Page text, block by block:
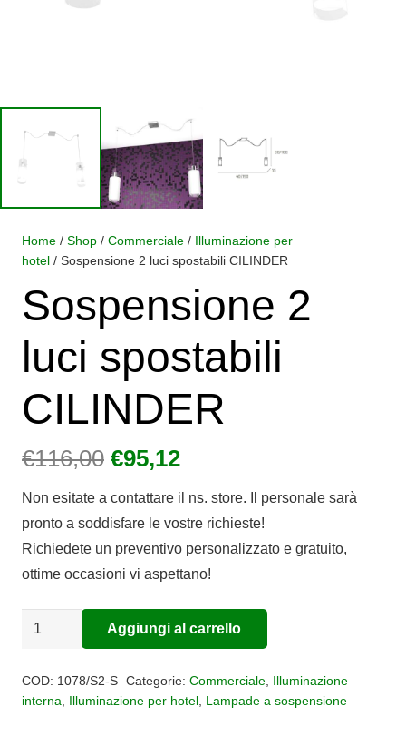
Home / Shop / Commerciale / Illuminazione per
hotel / Sospensione 2 luci spostabili CILINDER
Sospensione 2
luci spostabili
CILINDER
€116,00 Il
originale
era:
€116,00.
€95,12Il
attuale
è:
€95,12.
Non esitate a contattare il ns. store. Il personale sarà
pronto a soddisfare le vostre richieste!
Richiedete un preventivo personalizzato e gratuito,
ottime occasioni vi aspettano!
Sospensione
spostabili
Aggiungi al carrello
COD: 1078/S2-S Categorie: Commerciale, Illuminazione
interna, Illuminazione per hotel, Lampade a sospensione